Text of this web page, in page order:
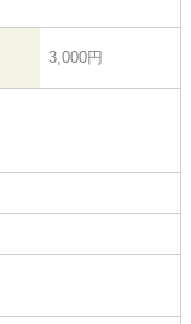
3,000円